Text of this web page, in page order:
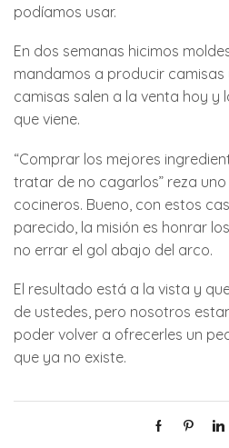
podíamos usar.
En dos semanas hicimos
mandamos a producir camisas
camisas salen a la venta hoy y
que viene.
“Comprar los mejores
tratar de no cagarlos” reza
cocineros. Bueno, con estos
parecido, la misión es honrar
no errar el gol abajo del arco.
El resultado está a la vista y
de ustedes, pero nosotros
poder volver a ofrecerles un
que ya no existe.